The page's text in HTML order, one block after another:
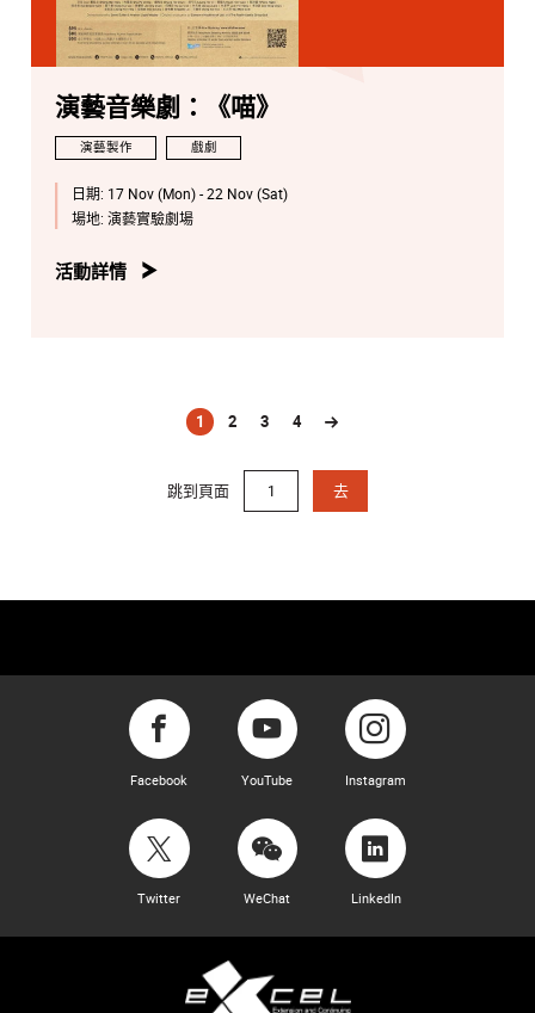
演藝音樂劇：《喵》
演藝製作 戲劇
日期: 17 Nov (Mon) - 22 Nov (Sat)
場地: 演藝實驗劇場
活動詳情
1
(current)
2 3 4
跳到頁面 去
Facebook YouTube Instagram
Twitter WeChat LinkedIn